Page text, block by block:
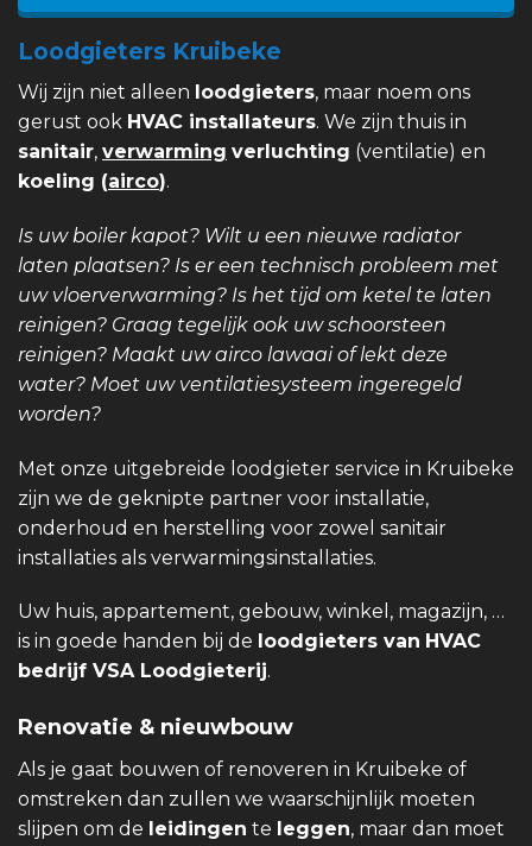
Loodgieters Kruibeke
Wij zijn niet alleen loodgieters, maar noem ons
gerust ook HVAC installateurs. We zijn thuis in
sanitair, verwarming verluchting (ventilatie) en
koeling (airco).
Is uw boiler kapot? Wilt u een nieuwe radiator
laten plaatsen? Is er een technisch probleem met
uw vloerverwarming? Is het tijd om ketel te laten
reinigen? Graag tegelijk ook uw schoorsteen
reinigen? Maakt uw airco lawaai of lekt deze
water? Moet uw ventilatiesysteem ingeregeld
worden?
Met onze uitgebreide loodgieter service in Kruibeke
zijn we de geknipte partner voor installatie,
onderhoud en herstelling voor zowel sanitair
installaties als verwarmingsinstallaties.
Uw huis, appartement, gebouw, winkel, magazijn, …
is in goede handen bij de loodgieters van HVAC
bedrijf VSA Loodgieterij.
Renovatie & nieuwbouw
Als je gaat bouwen of renoveren in Kruibeke of
omstreken dan zullen we waarschijnlijk moeten
slijpen om de leidingen te leggen, maar dan moet